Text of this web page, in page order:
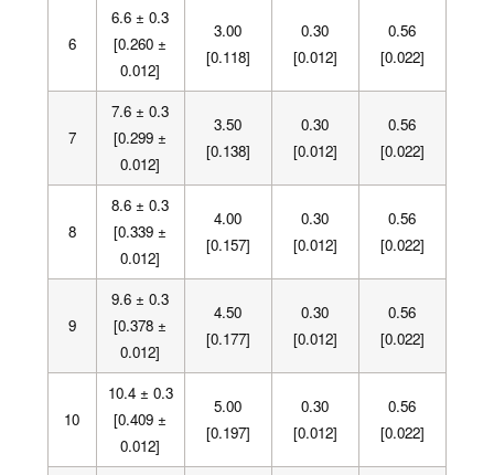
6
6.6 ± 0.3
[0.260 ±
0.012]
3.00
[0.118]
0.30
[0.012]
0.56
[0.022]
7
7.6 ± 0.3
[0.299 ±
0.012]
3.50
[0.138]
0.30
[0.012]
0.56
[0.022]
8
8.6 ± 0.3
[0.339 ±
0.012]
4.00
[0.157]
0.30
[0.012]
0.56
[0.022]
9
9.6 ± 0.3
[0.378 ±
0.012]
4.50
[0.177]
0.30
[0.012]
0.56
[0.022]
10
10.4 ± 0.3
[0.409 ±
0.012]
5.00
[0.197]
0.30
[0.012]
0.56
[0.022]